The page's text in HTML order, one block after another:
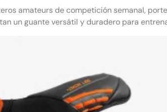
amateurs de competición semanal,
un guante versátil y duradero para